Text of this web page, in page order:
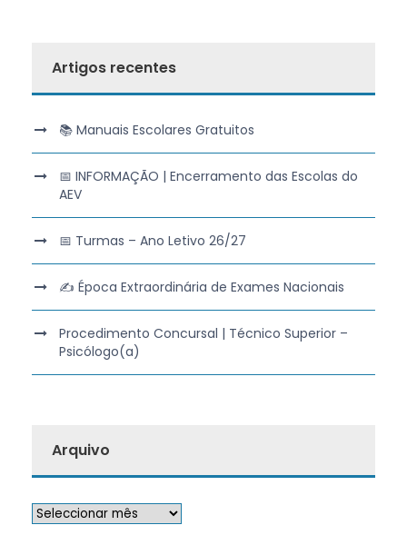
Artigos recentes
📚 Manuais Escolares Gratuitos
📅 INFORMAÇÃO | Encerramento das Escolas do
AEV
📅 Turmas – Ano Letivo 26/27
✍️ Época Extraordinária de Exames Nacionais
Procedimento Concursal | Técnico Superior –
Psicólogo(a)
Arquivo